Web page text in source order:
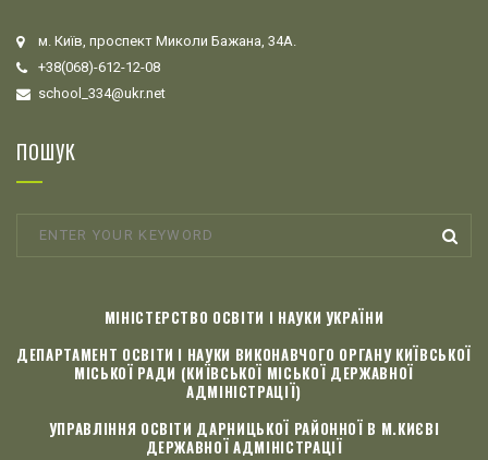
м. Київ, проспект Миколи Бажана, 34А.
+38(068)-612-12-08
school_334@ukr.net
ПОШУК
МІНІСТЕРСТВО ОСВІТИ І НАУКИ УКРАЇНИ
ДЕПАРТАМЕНТ ОСВІТИ І НАУКИ ВИКОНАВЧОГО ОРГАНУ КИЇВСЬКОЇ
МІСЬКОЇ РАДИ (КИЇВСЬКОЇ МІСЬКОЇ ДЕРЖАВНОЇ
АДМІНІСТРАЦІЇ)
УПРАВЛІННЯ ОСВІТИ ДАРНИЦЬКОЇ РАЙОННОЇ В М.КИЄВІ
ДЕРЖАВНОЇ АДМІНІСТРАЦІЇ